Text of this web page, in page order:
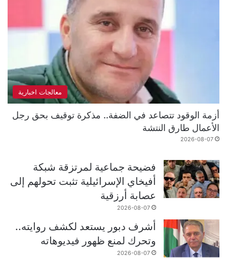
معالجات اخبارية
أزمة الوقود تتصاعد في الضفة.. مذكرة توقيف بحق رجل
الأعمال طارق النتشة
2026-08-07
فضيحة جماعية لمرتزقة شبكة
أفيخاي الإسرائيلية تثبت تحولهم إلى
عصابة أرزقية
2026-08-07
أشرف دبور يستعد لكشف روايته..
وتحرك لمنع ظهور فيديوهاته
2026-08-07